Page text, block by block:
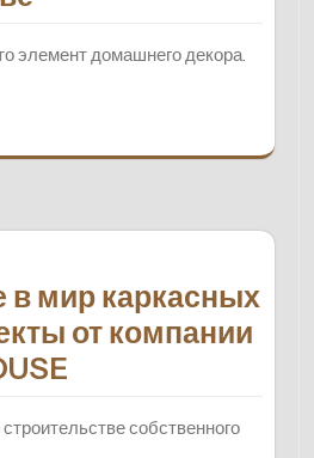
элемент домашнего декора.
в мир каркасных
от компании
собственного